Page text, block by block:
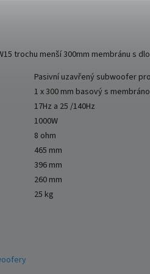
trochu menší 300mm membránu
Pasivní uzavřený subwoofer
1 x 300 mm basový s
17Hz a 25 /140Hz
1000W
8 ohm
465 mm
396 mm
260 mm
25 kg